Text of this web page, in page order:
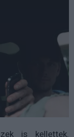
is kellettek.